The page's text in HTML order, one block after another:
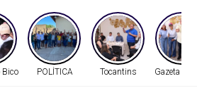
Bico POLÍTICA Tocantins Gazeta do